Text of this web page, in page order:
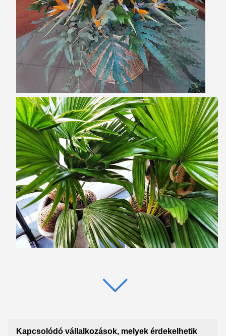
Kapcsolódó vállalkozások, melyek érdekelhetik